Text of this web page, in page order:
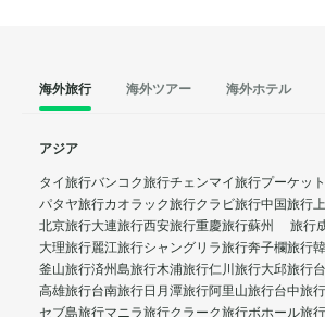
海外旅行 海外ツアー 海外ホテル
アジア
タイ旅行バンコク旅行チェンマイ旅行プーケッ
パタヤ旅行カオラック旅行クラビ旅行中国旅行
北京旅行大連旅行西安旅行重慶旅行蘇州 旅行
大理旅行麗江旅行シャングリラ旅行奔子欄旅行
釜山旅行済州島旅行木浦旅行仁川旅行大邱旅行
高雄旅行台南旅行日月潭旅行阿里山旅行台中旅行
セブ島旅行マニラ旅行クラーク旅行ボホール旅行